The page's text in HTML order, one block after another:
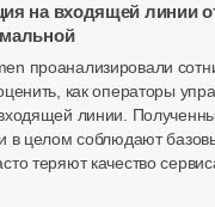
на входящей линии
проанализировали
как операторы
линии.
в целом соблюдают
теряют качество